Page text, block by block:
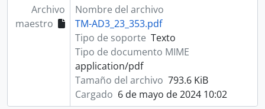
Archivo
maestro
Nombre del archivo
TM-AD3_23_353.pdf
Tipo de soporte Texto
Tipo de documento MIME
application/pdf
Tamaño del archivo 793.6 KiB
Cargado 6 de mayo de 2024 10:02